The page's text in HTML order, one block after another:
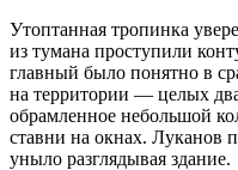
Утоптанная тропинка
из тумана проступили
главный было понятно в
на территории — целых
обрамленное небольшой
ставни на окнах. Луканов
уныло разглядывая здание.